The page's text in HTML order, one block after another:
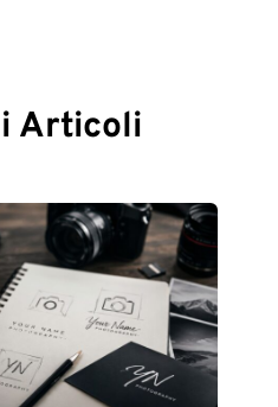
Articoli